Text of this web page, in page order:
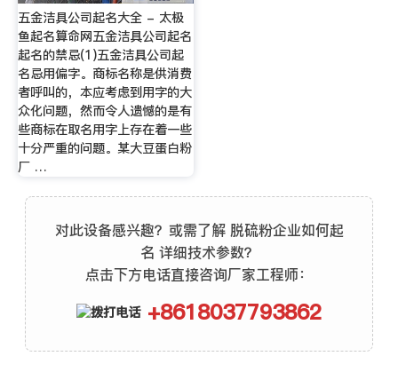
五金洁具公司起名大全 - 太极
鱼起名算命网五金洁具公司起名
起名的禁忌(1)五金洁具公司起
名忌用偏字。商标名称是供消费
者呼叫的，本应考虑到用字的大
众化问题，然而令人遗憾的是有
些商标在取名用字上存在着一些
十分严重的问题。某大豆蛋白粉
厂 …
对此设备感兴趣？或需了解 脱硫粉企业如何起
名 详细技术参数？
点击下方电话直接咨询厂家工程师：
+8618037793862